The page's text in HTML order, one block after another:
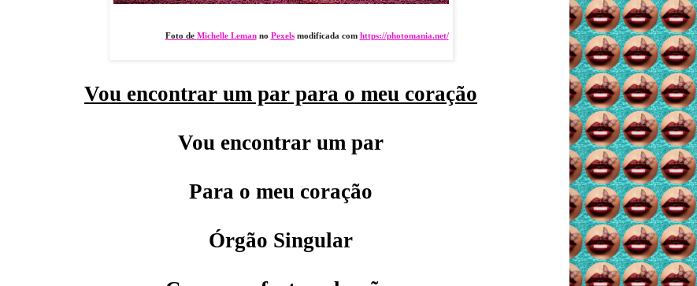
Foto de Michelle Leman no Pexelsmodificada com https://photomania.net/
Vou encontrar um par para o meu coração
Vou encontrar um par
Para o meu coração
Órgão Singular